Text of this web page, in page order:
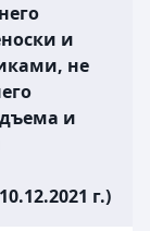
и
не
и
г.)